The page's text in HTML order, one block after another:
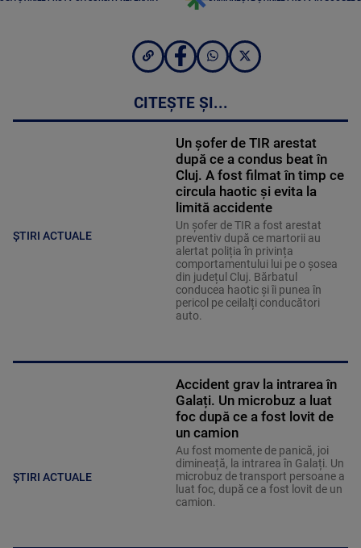
CITEȘTE ȘI...
ȘTIRI ACTUALE
Un șofer de TIR arestat
după ce a condus beat în
Cluj. A fost filmat în timp ce
circula haotic și evita la
limită accidente
Un șofer de TIR a fost arestat
preventiv după ce martorii au
alertat poliția în privința
comportamentului lui pe o șosea
din județul Cluj. Bărbatul
conducea haotic și îi punea în
pericol pe ceilalți conducători
auto.
ȘTIRI ACTUALE
Accident grav la intrarea în
Galați. Un microbuz a luat
foc după ce a fost lovit de
un camion
Au fost momente de panică, joi
dimineață, la intrarea în Galați. Un
microbuz de transport persoane a
luat foc, după ce a fost lovit de un
camion.